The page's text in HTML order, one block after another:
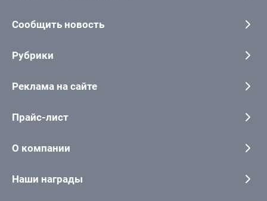
Сообщить новость
Рубрики
Реклама на сайте
Прайс-лист
О компании
Наши награды